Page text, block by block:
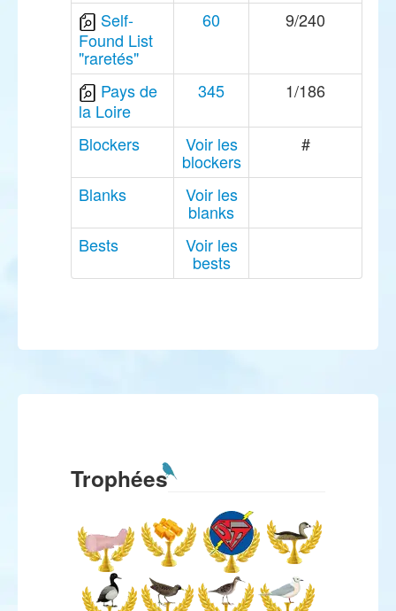
Self-
Found List
"raretés"
60 9/240
Pays de
la Loire
345 1/186
Blockers Voir les
blockers
#
Blanks Voir les
blanks
Bests
Voir les
bests
Trophées